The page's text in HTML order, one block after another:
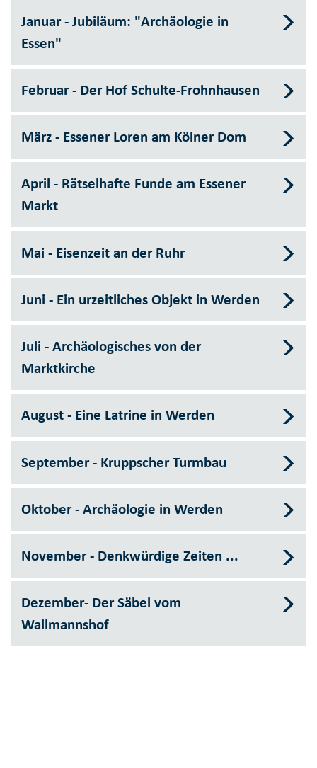
Januar - Jubiläum: "Archäologie in
Essen"
Februar - Der Hof Schulte-Frohnhausen
März - Essener Loren am Kölner Dom
April - Rätselhafte Funde am Essener
Markt
Mai - Eisenzeit an der Ruhr
Juni - Ein urzeitliches Objekt in Werden
Juli - Archäologisches von der
Marktkirche
August - Eine Latrine in Werden
September - Kruppscher Turmbau
Oktober - Archäologie in Werden
November - Denkwürdige Zeiten ...
Dezember- Der Säbel vom
Wallmannshof